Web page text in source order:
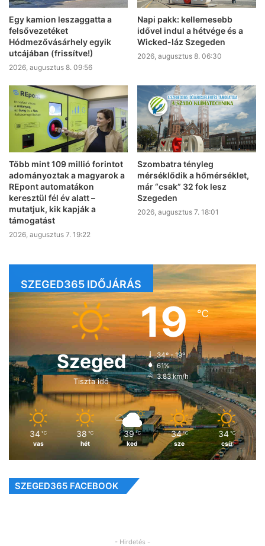
Egy kamion leszaggatta a
felsővezetéket
Hódmezővásárhely egyik
utcájában (frissítve!)
2026, augusztus 8. 09:56
Napi pakk: kellemesebb
idővel indul a hétvége és a
Wicked-láz Szegeden
2026, augusztus 8. 06:30
Több mint 109 millió forintot
adományoztak a magyarok a
REpont automatákon
keresztül fél év alatt –
mutatjuk, kik kapják a
támogatást
2026, augusztus 7. 19:22
Szombatra tényleg
mérséklődik a hőmérséklet,
már “csak” 32 fok lesz
Szegeden
2026, augusztus 7. 18:01
SZEGED365 IDŐJÁRÁS
Szeged
Tiszta idő
19℃
34º - 19º
61%
3.83 km/h
34 ℃
vas
38 ℃
hét
39 ℃
ked
34 ℃
sze
34 ℃
csü
SZEGED365 FACEBOOK
- Hirdetés -